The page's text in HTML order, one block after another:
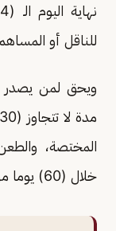
للناقل أو
ويحق لمن يصدر
المختصة،
خلال (60) يوما من تاريخ إبلاغه بقرار اللجنة.